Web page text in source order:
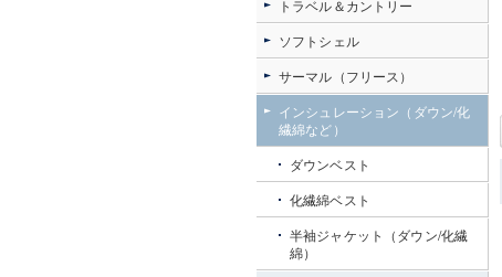
トラベル＆カントリー
ソフトシェル
サーマル（フリース）
インシュレーション（ダウン/化
繊綿など）
ダウンベスト
化繊綿ベスト
半袖ジャケット（ダウン/化繊
綿）